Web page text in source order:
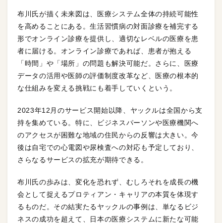
布川氏が描く未来図は、医療システム全体の持続可能性
を高めることにある。生活習慣病の対面診療を補完する
形でオンライン診療を提供し、適切なレベルの医療を患
者に届ける。オンライン診療であれば、患者が抱える
「時間」や「場所」の問題も解決可能だ。さらに、医療
データの活用や医師の評価制度改革など、医療の根本的
な仕組みを変える挑戦にも着手していくという。
2023年12月のサービス開始以降、ヤックルは全国から支
持を集めている。特に、ビジネスパーソンや医療機関へ
のアクセスが困難な地域の住民からの反響は大きい。今
後は自宅での心電図や尿検査への対応も予定しており、
さらなるサービスの拡充が期待できる。
布川氏の歩みは、変化を恐れず、むしろそれを成長の機
会として捉えるプロティアン・キャリアの本質を体現す
るものだ。その結実たるヤックルの事例は、単なるビジ
ネスの成功を超えて、日本の医療システムに新たな可能